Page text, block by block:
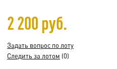
2 200 руб.
Задать вопрос по лоту
Следить за лотом (0)